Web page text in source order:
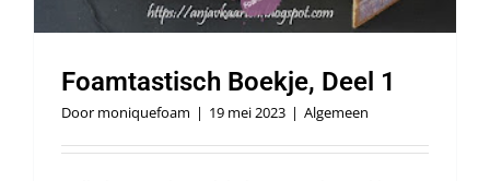
Foamtastisch Boekje, Deel 1
Door moniquefoam | 19 mei 2023 | Algemeen